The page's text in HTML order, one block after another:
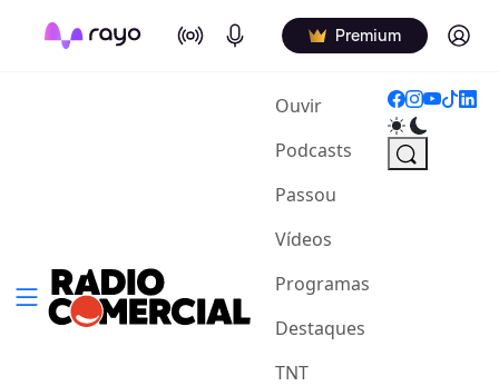
On Air Podcasts Premium Log in
Ouvir(current)
Podcasts
Passou
Vídeos
Programas
Destaques
TNT